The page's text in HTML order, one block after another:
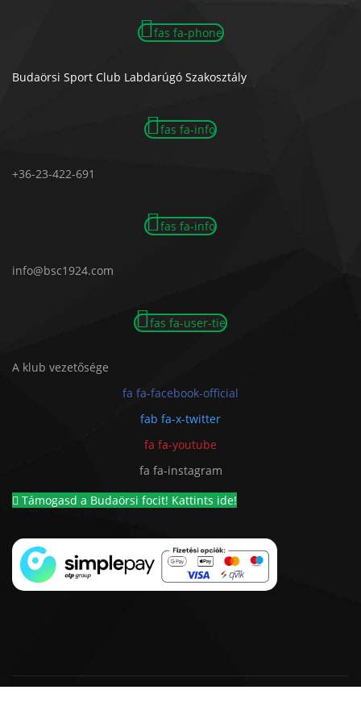
fas fa-phone
Budaörsi Sport Club Labdarúgó Szakosztály
fas fa-info
+36-23-422-691
fas fa-info
info@bsc1924.com
fas fa-user-tie
A klub vezetősége
fa fa-facebook-official
fab fa-x-twitter
fa fa-youtube
fa fa-instagram
Támogasd a Budaörsi focit! Kattints ide!